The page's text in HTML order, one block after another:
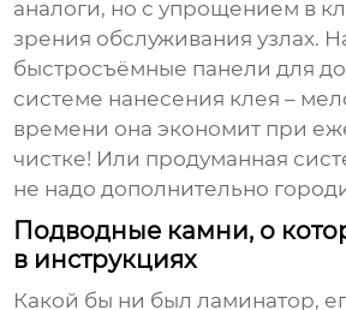
аналоги, но с упрощением в
зрения обслуживания узлах.
быстросъёмные панели для
системе нанесения клея –
времени она экономит при
чистке! Или продуманная
не надо дополнительно
Подводные камни, о
в инструкциях
Какой бы ни былламинатор,